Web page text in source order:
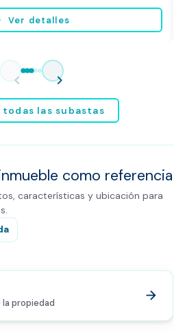
Ver detalles
chevron_left chevron_right
todas las subastas
como referencia
características y ubicación para
propiedad
arrow_forward